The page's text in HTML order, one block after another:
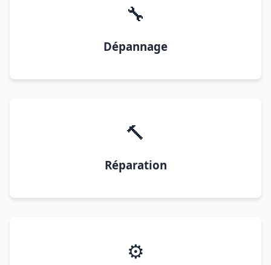
🔧
Dépannage
🔨
Réparation
⚙️